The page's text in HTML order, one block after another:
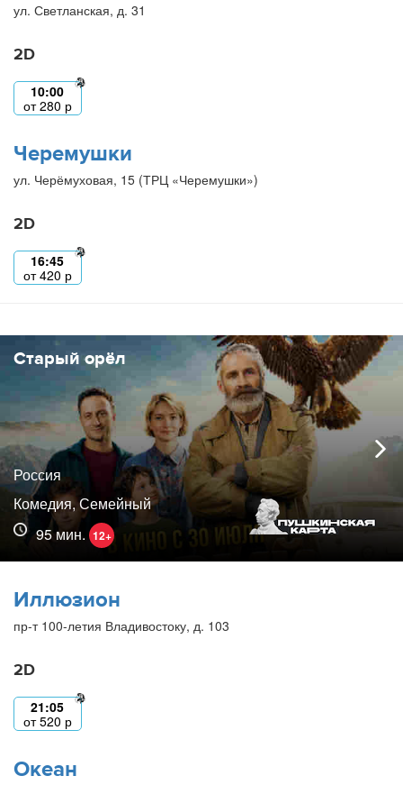
ул. Светланская, д. 31
2D
10:00
от280 р
Черемушки
ул. Черёмуховая, 15 (ТРЦ «Черемушки»)
2D
16:45
от420 р
Старый орёл
Россия
Комедия, Семейный
95 мин. 12+
Иллюзион
пр-т 100-летия Владивостоку, д. 103
2D
21:05
от520 р
Океан